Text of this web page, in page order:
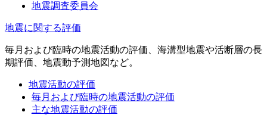
地震調査委員会
地震に関する評価
毎月および臨時の地震活動の評価、海溝型地震や活断層の長
期評価、地震動予測地図など。
地震活動の評価
毎月および臨時の地震活動の評価
主な地震活動の評価